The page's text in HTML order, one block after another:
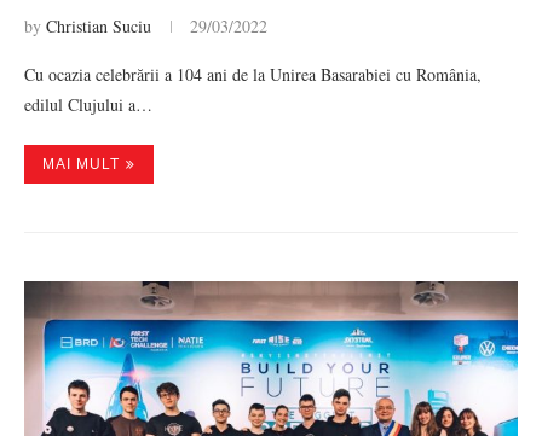
by Christian Suciu 29/03/2022
Cu ocazia celebrării a 104 ani de la Unirea Basarabiei cu România,
edilul Clujului a…
MAI MULT